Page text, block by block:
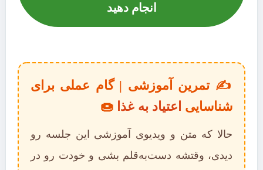
انجام دهید
✍️ تمرین آموزشی | گام عملی برای
شناسایی اعتیاد به غذا 🍩
حالا که متن و ویدیوی آموزشی این جلسه رو
دیدی، وقتشه دست‌به‌قلم بشی و خودت رو در